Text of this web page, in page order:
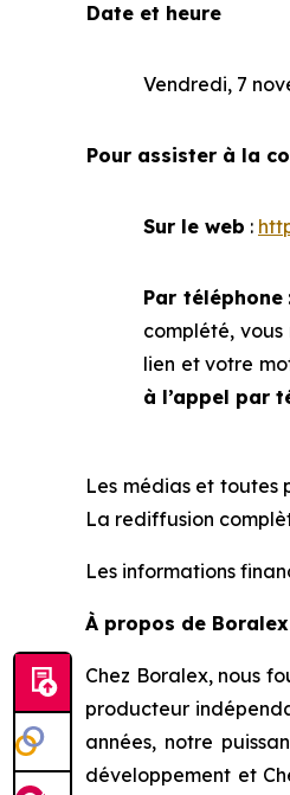
Date et heure
Vendredi, 7
Pour assister à la
Sur le web :
Par téléphone:
complété,
lien et votre
à l’appel par
Les médias et toutes
La rediffusion
Les informations
À propos de Boralex
Chez Boralex, nous
producteur
années, notre
développement et